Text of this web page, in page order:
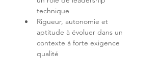
Rigueur, autonomie et
aptitude à évoluer dans un
contexte à forte exigence